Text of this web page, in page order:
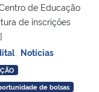
de Educação
de inscrições
Notícias
de bolsas